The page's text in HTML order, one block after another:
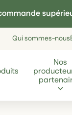
Qui sommes-nous
Nos